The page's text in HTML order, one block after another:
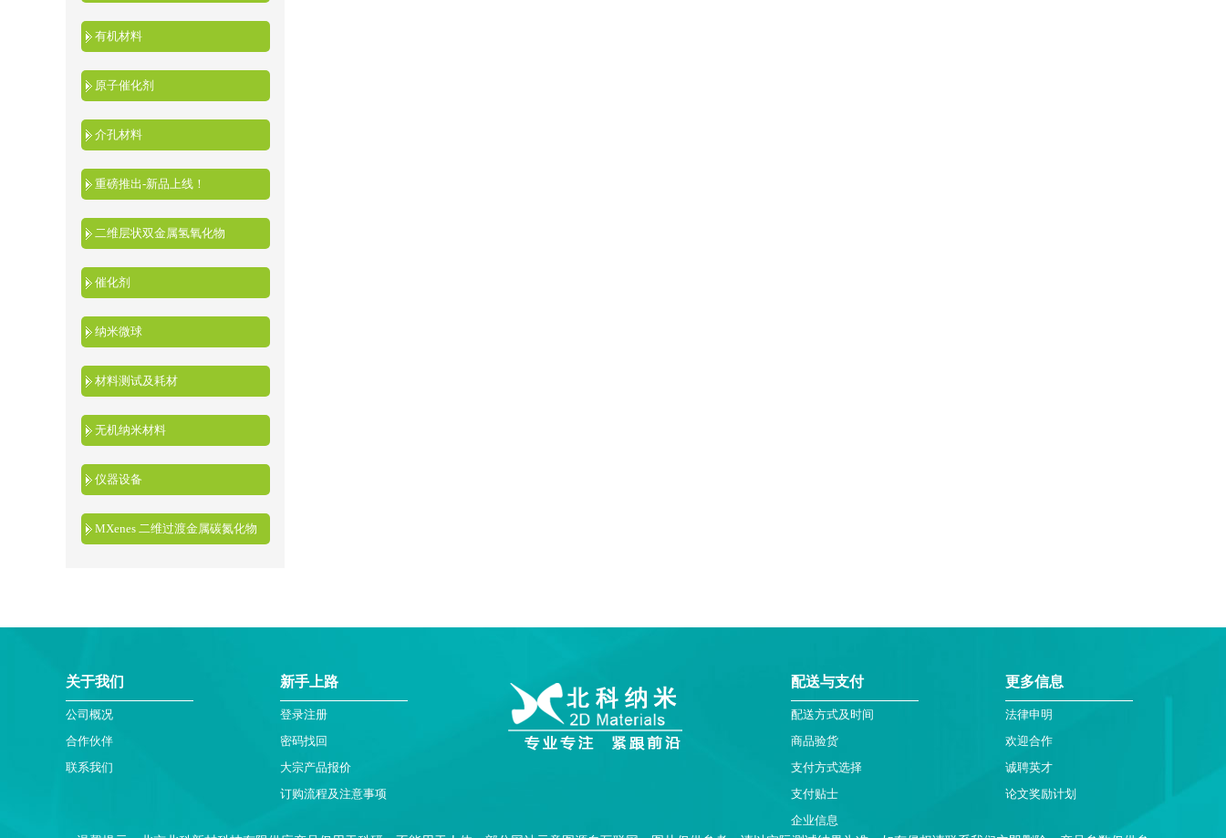
有机材料
原子催化剂
介孔材料
重磅推出-新品上线！
二维层状双金属氢氧化物
催化剂
纳米微球
材料测试及耗材
无机纳米材料
仪器设备
MXenes 二维过渡金属碳氮化物
关于我们
公司概况
合作伙伴
联系我们
新手上路
登录注册
密码找回
大宗产品报价
订购流程及注意事项
配送与支付
配送方式及时间
商品验货
支付方式选择
支付贴士
企业信息
更多信息
法律申明
欢迎合作
诚聘英才
论文奖励计划